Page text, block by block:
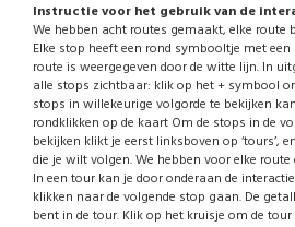
Instructie voor het gebruik van de
We hebben acht routes gemaakt, elke
Elke stop heeft een rond symbooltje met
route is weergegeven door de witte lijn. In
alle stops zichtbaar: klik op het + symbool
stops in willekeurige volgorde te bekijken
rondklikken op de kaart Om de stops in de
bekijken klikt je eerst linksboven op ‘tours’,
die je wilt volgen. We hebben voor elke
In een tour kan je door onderaan de
klikken naar de volgende stop gaan. De
bent in de tour. Klik op het kruisje om de